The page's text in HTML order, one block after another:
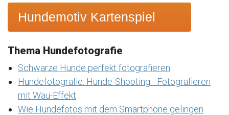
Hundemotiv Kartenspiel
Thema Hundefotografie
Schwarze Hunde perfekt fotografieren
Hundefotografie: Hunde-Shooting - Fotografieren
mit Wau-Effekt
Wie Hundefotos mit dem Smartphone gelingen